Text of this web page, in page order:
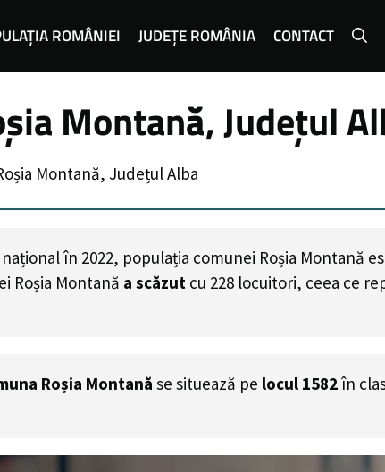
ROMÂNIEI JUDEȚE ROMÂNIA CONTACT
Montană, Județul
Montană, Județul Alba
în 2022, populația comunei Roșia Montană
Roșia Montană a scăzut cu 228 locuitori, ceea ce
Roșia Montană se situează pe locul 1582în